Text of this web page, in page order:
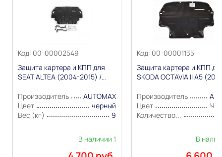
Код: 00-00002549
Защита картера и КПП для
SEAT ALTEA (2004-2015) /
YETI I (2009-2018) Сталь
1,4мм "AutoMax"
Производитель
AUTOMAX
Цвет
черный
Вес (кг)
9
В наличии 1
Код: 00-00001135
Защита картера и КПП
SKODA OCTAVIA II A5
/ YETI I (2009-2018) / SEAT
ALTEA I (2004-2015)
2,0мм "Alfeco"
Производитель
Цвет
Количество...
В